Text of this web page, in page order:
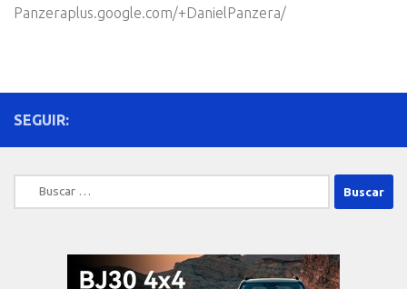
Panzeraplus.google.com/+DanielPanzera/
SEGUIR:
Buscar: